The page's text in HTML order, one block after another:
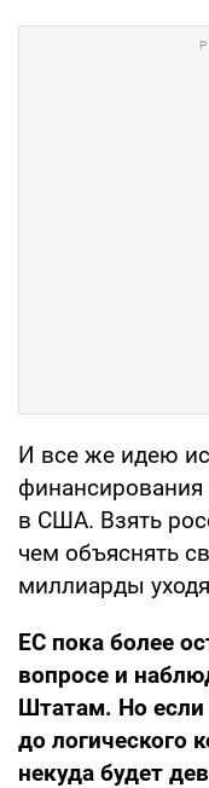
И все же идею
в США. Взять
чем объяснять
миллиарды
ЕС пока более
вопросе и
Штатам. Но
до логического
некуда будет